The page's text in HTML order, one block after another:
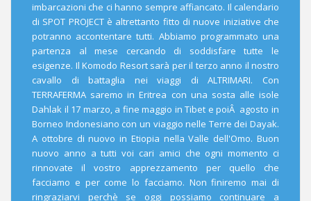
imbarcazioni che ci hanno sempre affiancato. Il calendario
di SPOT PROJECT è altrettanto fitto di nuove iniziative che
potranno accontentare tutti. Abbiamo programmato una
partenza al mese cercando di soddisfare tutte le
esigenze. Il Komodo Resort sarà per il terzo anno il nostro
cavallo di battaglia nei viaggi di ALTRIMARI. Con
TERRAFERMA saremo in Eritrea con una sosta alle isole
Dahlak il 17 marzo, a fine maggio in Tibet e poiÂ agosto in
Borneo Indonesiano con un viaggio nelle Terre dei Dayak.
A ottobre di nuovo in Etiopia nella Valle dell'Omo. Buon
nuovo anno a tutti voi cari amici che ogni momento ci
rinnovate il vostro apprezzamento per quello che
facciamo e per come lo facciamo. Non finiremo mai di
ringraziarvi perchè se oggi possiamo continuare a